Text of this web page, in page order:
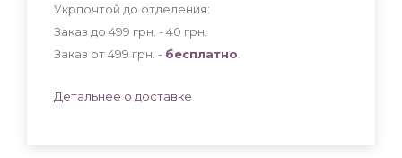
Укрпочтой до отделения:
Заказ до 499 грн. - 40 грн
Заказ от 499 грн. - бесплатно
Детальнее о доставке